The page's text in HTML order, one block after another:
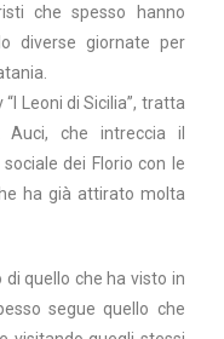
che spesso hanno
diverse giornate per
Leoni di Sicilia”, tratta
Auci, che intreccia il
dei Florio con le
ha già attirato molta
di quello che ha visto in
segue quello che